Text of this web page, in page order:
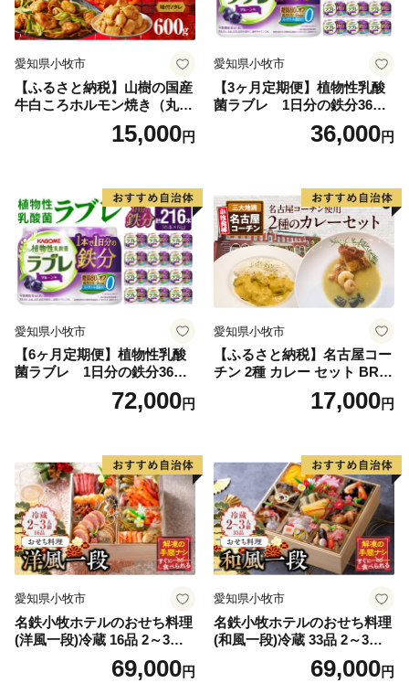
TEL：050-3090-1717
メール：gojo29@support-bpo.com
愛知県小牧市
【ふるさと納税】山樹の国産
牛白ころホルモン焼き（丸
15,000円
愛知県小牧市
【3ヶ月定期便】植物性乳酸
菌ラブレ 1日分の鉄分36本
（計108本） [052S10-T]
36,000円
愛知県小牧市
【6ヶ月定期便】植物性乳酸
菌ラブレ 1日分の鉄分36本
（計216本） [052S11-T]
72,000円
愛知県小牧市
【ふるさと納税】名古屋コー
チン 2種 カレー セット BRIC
K CAFE ブリックカフェ グ
リーンカレー バターチキン
イル カレーライス 簡単調理
お取り寄せグルメ 時短飯 愛
知県 小牧市 送料無料
17,000円
愛知県小牧市
名鉄小牧ホテルのおせち料理
(洋風一段)冷蔵 16品 2～3人
前 2027年【数量限定 お申込
期限12/15】 解凍不要 ホテル
69,000円
愛知県小牧市
名鉄小牧ホテルのおせち料理
(和風一段)冷蔵 33品 2～3人
前 2027年【数量限定 お申込
期限12/15】 解凍不要 ホテル
69,000円